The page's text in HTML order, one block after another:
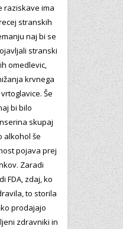
raziskave ima
stranskih
naj bi se
stranski
omedlevic,
krvnega
Še
bi bilo
skupaj
alkohol še
pojava prej
Zaradi
FDA, zdaj, ko
to storila
prodajajo
zdravniki in